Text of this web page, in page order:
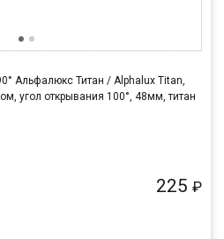
Альфалюкс Титан / Alphalux Titan,
угол открывания 100°, 48мм, титан
225 ₽